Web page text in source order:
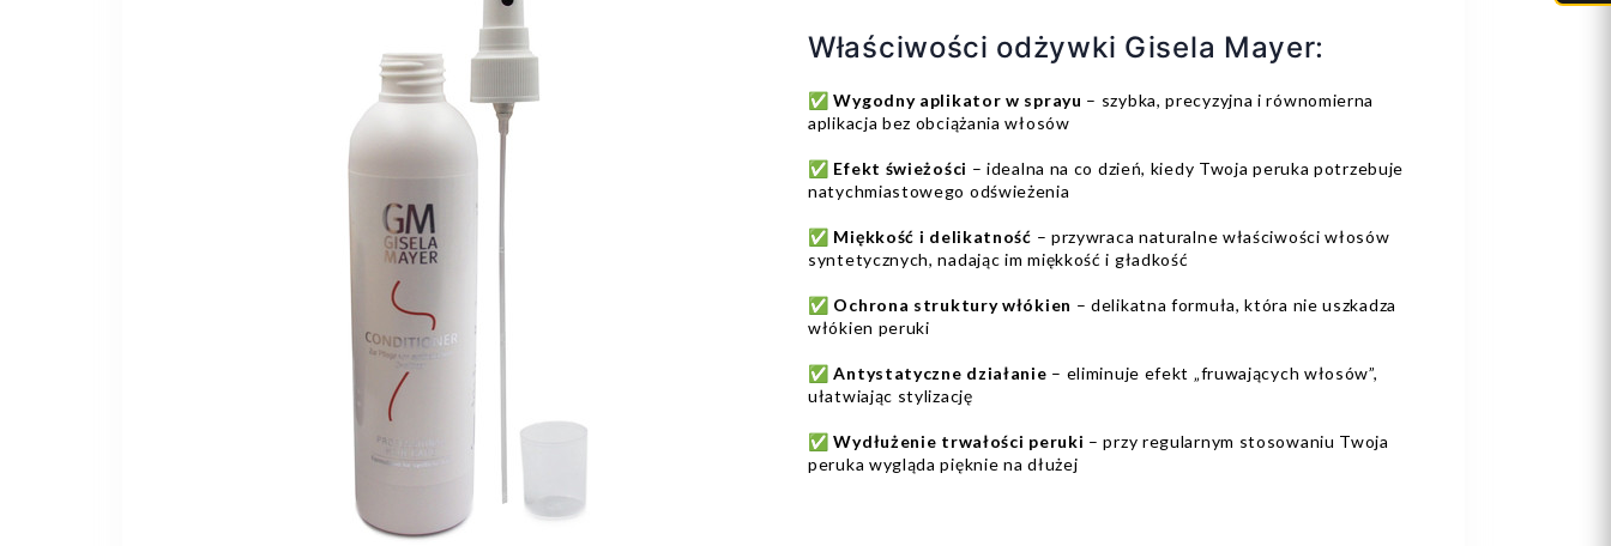
Właściwości odżywki Gisela Mayer:
✅Wygodny aplikator w sprayu – szybka, precyzyjna i równomierna
aplikacja bez obciążania włosów
✅ Efekt świeżości – idealna na co dzień, kiedy Twoja peruka potrzebuje
natychmiastowego odświeżenia
✅ Miękkość i delikatność – przywraca naturalne właściwości włosów
syntetycznych, nadając im miękkość i gładkość
✅ Ochrona struktury włókien – delikatna formuła, która nie uszkadza
włókien peruki
✅Antystatyczne działanie – eliminuje efekt „fruwających włosów”,
ułatwiając stylizację
✅Wydłużenie trwałości peruki – przy regularnym stosowaniu Twoja
peruka wygląda pięknie na dłużej